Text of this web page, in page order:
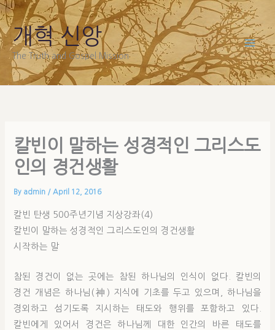
Skip
to
content
개혁 신앙
The Truth and Gospel Mission
칼빈이 말하는 성경적인 그리스도
인의 경건생활
By admin /April 12, 2016
칼빈 탄생 500주년기념 지상강좌(4)
칼빈이 말하는 성경적인 그리스도인의 경건생활
시작하는 말
참된 경건이 없는 곳에는 참된 하나님의 인식이 없다. 칼빈의
경건 개념은 하나님(神) 지식에 기초를 두고 있으며, 하나님을
경외하고 섬기도록 지시하는 태도와 행위를 포함하고 있다.
칼빈에게 있어서 경건은 하나님께 대한 인간의 바른 태도를